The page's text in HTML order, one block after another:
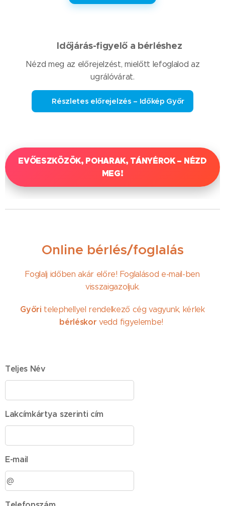
🌦 Időjárás-figyelő a bérléshez
Nézd meg az előrejelzést, mielőtt lefoglalod az
ugrálóvárat.
☁️ Részletes előrejelzés – Időkép Győr
EVŐESZKÖZÖK, POHARAK, TÁNYÉROK – NÉZD
MEG!
Online bérlés/foglalás
Foglalj időben akár előre! Foglalásod e-mail-ben
visszaigazoljuk.
Győri telephellyel rendelkező cég vagyunk, kérlek
bérléskor vedd figyelembe!
Teljes Név
Lakcímkártya szerinti cím
E-mail